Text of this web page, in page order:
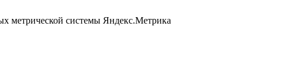
метрической системы Яндекс.Метрика